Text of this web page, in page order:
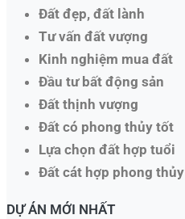
Đất đẹp, đất lành
Tư vấn đất vượng
Kinh nghiệm mua đất
Đầu tư bất động sản
Đất thịnh vượng
Đất có phong thủy tốt
Lựa chọn đất hợp tuổi
Đất cát hợp phong thủy
DỰ ÁN MỚI NHẤT